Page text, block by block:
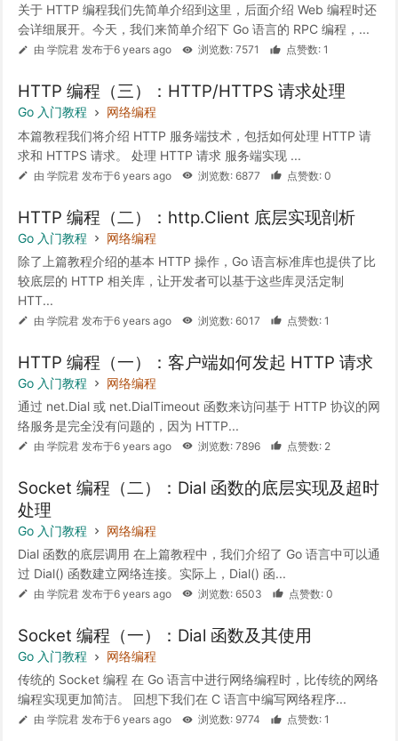
关于 HTTP 编程我们先简单介绍到这里，后面介绍 Web 编程时还
会详细展开。今天，我们来简单介绍下 Go 语言的 RPC 编程，...
由 学院君 发布于6 years ago 浏览数: 7571 点赞数: 1
HTTP 编程（三）：HTTP/HTTPS 请求处理
Go 入门教程
网络编程
本篇教程我们将介绍 HTTP 服务端技术，包括如何处理 HTTP 请
求和 HTTPS 请求。 处理 HTTP 请求 服务端实现 ...
由 学院君 发布于6 years ago 浏览数: 6877 点赞数: 0
HTTP 编程（二）：http.Client 底层实现剖析
Go 入门教程
网络编程
除了上篇教程介绍的基本 HTTP 操作，Go 语言标准库也提供了比
较底层的 HTTP 相关库，让开发者可以基于这些库灵活定制
HTT...
由 学院君 发布于6 years ago 浏览数: 6017 点赞数: 1
HTTP 编程（一）：客户端如何发起 HTTP 请求
Go 入门教程
网络编程
通过 net.Dial 或 net.DialTimeout 函数来访问基于 HTTP 协议的网
络服务是完全没有问题的，因为 HTTP...
由 学院君 发布于6 years ago 浏览数: 7896 点赞数: 2
Socket 编程（二）：Dial 函数的底层实现及超时
处理
Go 入门教程
网络编程
Dial 函数的底层调用 在上篇教程中，我们介绍了 Go 语言中可以通
过 Dial() 函数建立网络连接。实际上，Dial() 函...
由 学院君 发布于6 years ago 浏览数: 6503 点赞数: 0
Socket 编程（一）：Dial 函数及其使用
Go 入门教程
网络编程
传统的 Socket 编程 在 Go 语言中进行网络编程时，比传统的网络
编程实现更加简洁。 回想下我们在 C 语言中编写网络程序...
由 学院君 发布于6 years ago 浏览数: 9774 点赞数: 1